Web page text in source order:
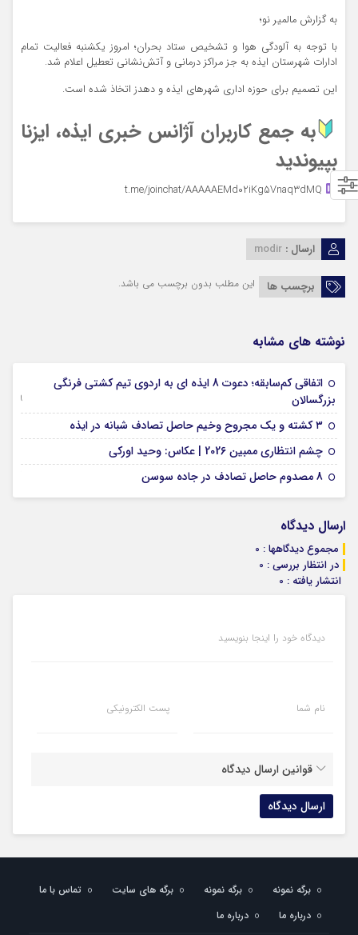
به گزارش مالمیر نو؛ ‭
با توجه به آلودگی هوا و تشخیص ستاد بحران؛ امروز یکشنبه فعالیت تمام
ادارات شهرستان ایذه به جز مراکز درمانی و آتش‌نشانی تعطیل اعلام شد.
این تصمیم برای حوزه اداری شهرهای ایذه و دهدز اتخاذ شده است.
به جمع کاربران آژانس خبری ایذه، ایزنا
بپیوندید
ارسال : modir
برچسب ها این مطلب بدون برچسب می باشد.
نوشته های مشابه
اتفاقی کم‌سابقه؛ دعوت 8 ایذه ای به اردوی تیم کشتی فرنگی
بزرگسالان
09 جولای 2026
۳ کشته و یک مجروح وخیم حاصل تصادف شبانه در ایذه
چشم انتظاری ممبین 2026 | عکاس: وحید اورکی
8 مصدوم حاصل تصادف در جاده سوسن
ارسال دیدگاه
مجموع دیدگاهها : 0
در انتظار بررسی : 0
انتشار یافته : 0
دیدگاه خود را اینجا بنویسید
نام شما پست الکترونیکی
قوانین ارسال دیدگاه
برگه نمونه برگه نمونه برگه های سایت
تماس با ما
درباره ما
درباره ما